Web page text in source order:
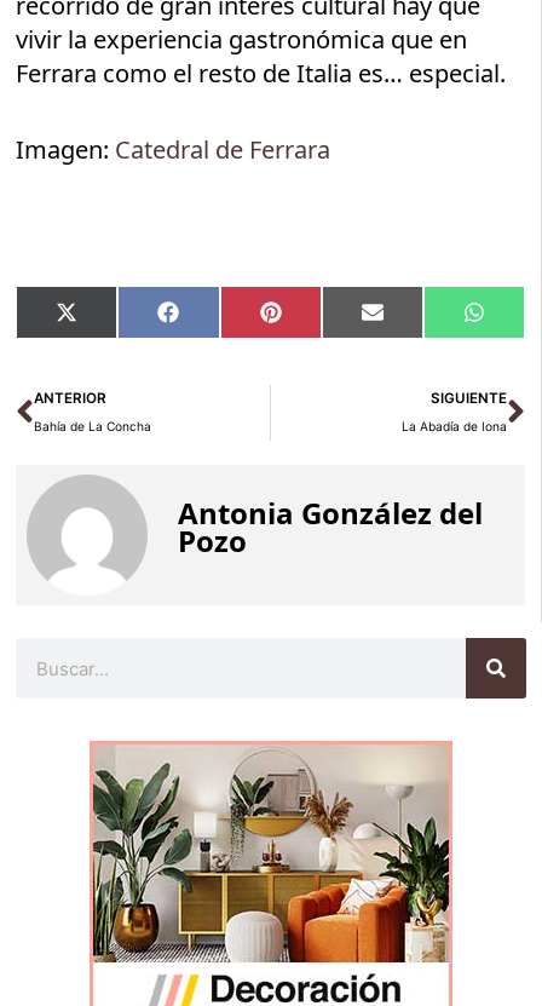
vivir la experiencia gastronómica que en
Ferrara como el resto de Italia es… especial.
Imagen: Catedral de Ferrara
Compartir
en
X
(Twitter)
Compartir
en
Facebook Compartir
en
Pinterest Compartir
en
Email
en
Ant
ANTERIOR
Bahía de La Concha
SIGUIENTE
La Abadía de Iona
Antonia González del
Pozo